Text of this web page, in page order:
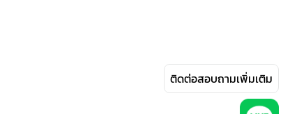
ติดต่อสอบถามเพิ่มเติม